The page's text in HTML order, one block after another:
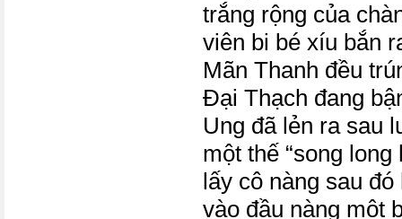
trắng rộng của
viên bi bé xíu bắn
Mãn Thanh đều
Đại Thạch đang
Ung đã lẻn ra sau
một thế “song long
lấy cô nàng sau
vào đầu nàng một